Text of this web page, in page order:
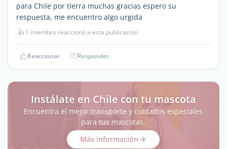
para Chile por tierra muchas gracias espero su
respuesta, me encuentro algo urgida
👍 1 miembro reaccionó a esta publicación
Reaccionar Responder
Instálate en Chile con tu mascota
Encuentra el mejor transporte y cuidados especiales
para tus mascotas.
Más información